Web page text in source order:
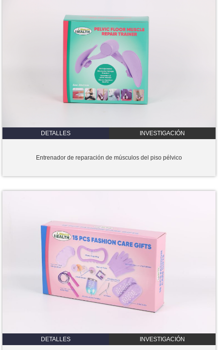
DETALLES INVESTIGACIÓN
Entrenador de reparación de músculos del piso pélvico
DETALLES INVESTIGACIÓN